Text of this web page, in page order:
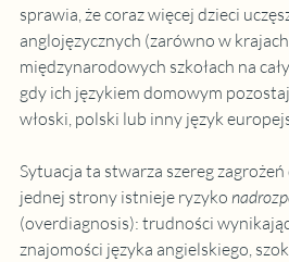
sprawia, że coraz więcej dzieci
anglojęzycznych (zarówno w
międzynarodowych szkołach na
gdy ich językiem domowym
włoski, polski lub inny język
Sytuacja ta stwarza szereg
jednej strony istnieje ryzyko
(overdiagnosis): trudności
znajomości języka angielskiego,